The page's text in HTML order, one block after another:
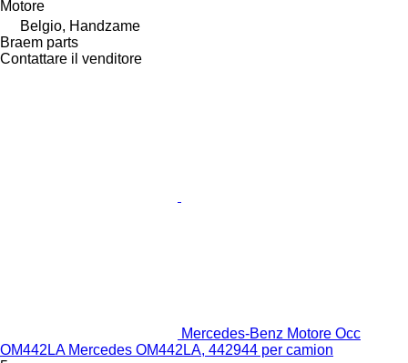
Motore
Belgio, Handzame
Braem parts
Contattare il venditore
Mercedes-Benz Motore Occ
OM442LA Mercedes OM442LA, 442944 per camion